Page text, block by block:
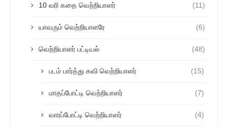
10 வரி கதை வெற்றியாளர் (11)
யாவரும் வெற்றியாளரே (6)
வெற்றியாளர் பட்டியல் (48)
படம் பார்த்து கவி வெற்றியாளர் (15)
மாதப்போட்டி வெற்றியாளர் (7)
வாரப்போட்டி வெற்றியாளர் (4)